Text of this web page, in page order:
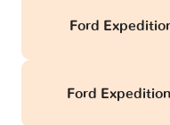
Ford
Ford